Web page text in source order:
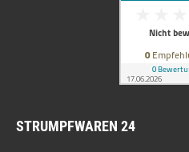
STRUMPFWAREN 24